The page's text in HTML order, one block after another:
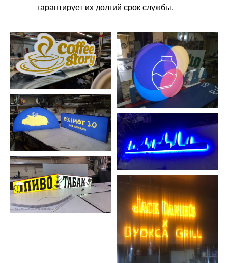
гарантирует их долгий срок службы.